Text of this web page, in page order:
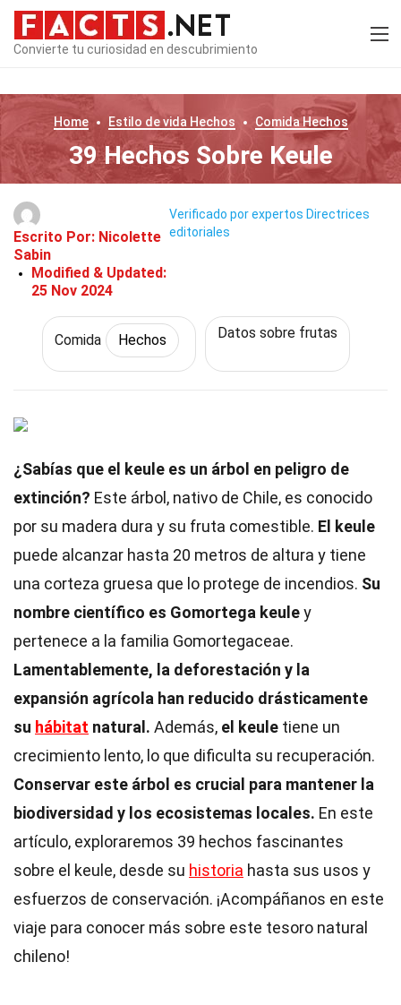
Convierte tu curiosidad en descubrimiento
Home Estilo de vida Hechos ComidaHechos
39 Hechos Sobre Keule
Escrito Por: Nicolette
Sabin
Modified & Updated:
25 Nov 2024
Verificado por expertos Directrices
editoriales
Comida Hechos Datos sobre frutas
¿Sabías que el keule es un árbol en peligro de
extinción? Este árbol, nativo de Chile, es conocido
por su madera dura y su fruta comestible. El keule
puede alcanzar hasta 20 metros de altura y tiene
una corteza gruesa que lo protege de incendios. Su
nombre científico es Gomortega keuley
pertenece a la familia Gomortegaceae.
Lamentablemente, la deforestación y la
expansión agrícola han reducido drásticamente
su hábitat natural. Además, el keule tiene un
crecimiento lento, lo que dificulta su recuperación.
Conservar este árbol es crucial para mantener la
biodiversidad y los ecosistemas locales. En este
artículo, exploraremos 39 hechos fascinantes
sobre el keule, desde su historia hasta sus usos y
esfuerzos de conservación. ¡Acompáñanos en este
viaje para conocer más sobre este tesoro natural
chileno!